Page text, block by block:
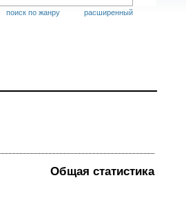
расширенный
поиск по жанру
Общая статистика